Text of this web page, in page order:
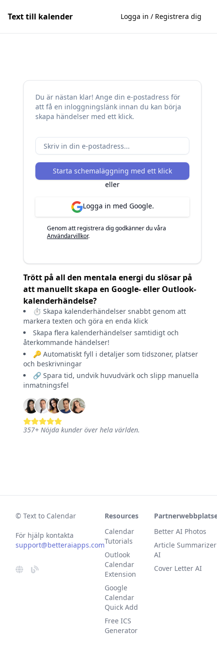
Text till kalender Logga in / Registrera dig
Du är nästan klar! Ange din e-postadress för
att få en inloggningslänk innan du kan börja
skapa händelser med ett klick.
Starta schemaläggning med ett klick
eller
Logga in med Google.
Genom att registrera dig godkänner du våra
Användarvillkor.
Trött på all den mentala energi du slösar på
att manuellt skapa en Google- eller Outlook-
kalenderhändelse?
⏱️ Skapa kalenderhändelser snabbt genom att
markera texten och göra en enda klick
Skapa flera kalenderhändelser samtidigt och
återkommande händelser!
🔑 Automatiskt fyll i detaljer som tidszoner, platser
och beskrivningar
🔗 Spara tid, undvik huvudvärk och slipp manuella
inmatningsfel
357+ Nöjda kunder över hela världen.
© Text to Calendar
För hjälp kontakta
support@betteraiapps.com
Resources
Calendar
Tutorials
Outlook
Calendar
Extension
Google
Calendar
Quick Add
Free ICS
Generator
Better AI Photos
Article Summarizer
AI
Cover Letter AI